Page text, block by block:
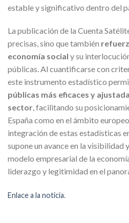
estable y significativo dentro del
La publicación de la Cuenta
precisas, sino que también
economía social y su
públicas. Al cuantificarse con
este instrumento estadístico
públicas más eficaces y
sector, facilitando su
España como en el ámbito
integración de estas estadísticas
supone un avance en la visibilidad
modelo empresarial de la
liderazgo y legitimidad en el
Enlace a la noticia.